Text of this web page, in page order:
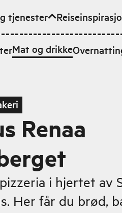
tjenester
Mat og drikke
Renaa
i hjertet av
Her får du brød,